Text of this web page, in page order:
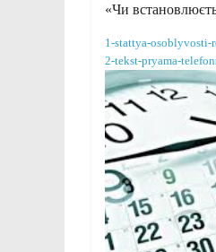
«Чи
1-stattya-osoblyvosti-
2-tekst-pryama-